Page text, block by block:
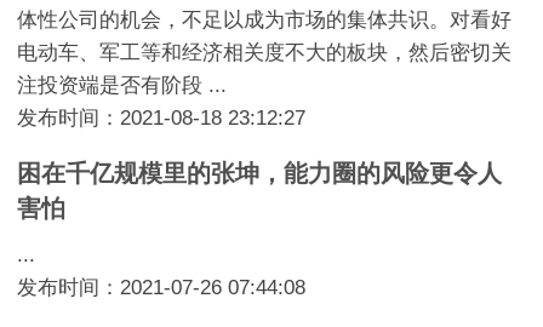
体性公司的机会，不足以成为市场的集体共识。对看好
电动车、军工等和经济相关度不大的板块，然后密切关
注投资端是否有阶段 ...
发布时间：2021-08-18 23:12:27
困在千亿规模里的张坤，能力圈的风险更令人
害怕
...
发布时间：2021-07-26 07:44:08